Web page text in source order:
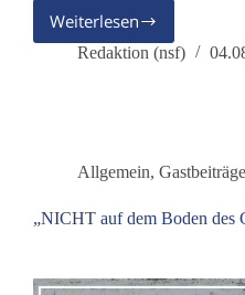
Weiterlesen
Der
digitale
Redaktion (nsf)
Allgemein, Gastbeiträge
„NICHT auf dem Boden des